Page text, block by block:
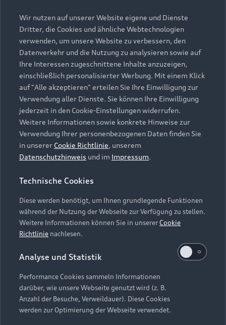
Alle Modelle
Modelle vergleichen
Elektromodelle
Plug-in-Hybride
Kaufen & leasen
Neuwagensuche
Gebrauchtwagensuche
Gebrauchtwagen
Finanzierung
Aktionen & Angebote
Geschäftskunden
Service & Zubehör
Saisonale Angebote
Audi Services
Garantie
Audi digital services
myAudi
Support
Kundenservice
Händlersuche
Audi Code
Online-Terminvereinbarung
Servicekontakt
Vertrag widerrufen
Über Audi
Unternehmen
Karriere
Investor Relations
Presse & Media Center
Datenschutz
Audi erleben
Newsletter
Impressum Rechtliches
Hinweisgebersystem
Datenschutzinformation
Cookie-Einstellungen
Cookie-Richtlinie
Barrierefreiheit
Hinweis: Die aktuelle Darstellung und Anordnung der
Embleme am Fahrzeug bei allen Abbildungen auf dieser
Webseite kann abweichen.
Wir nutzen auf unserer Website eigene und Dienste
Dritter, die Cookies und ähnliche Webtechnologien
verwenden, um unsere Website zu verbessern, den
Datenverkehr und die Nutzung zu analysieren sowie auf
Ihre Interessen zugeschnittene Inhalte anzuzeigen,
einschließlich personalisierter Werbung. Mit einem Klick
auf "Alle akzeptieren" erteilen Sie Ihre Einwilligung zur
Verwendung aller Dienste. Sie können Ihre Einwilligung
jederzeit in den Cookie-Einstellungen widerrufen.
Weitere Informationen sowie konkrete Hinweise zur
Verwendung Ihrer personenbezogenen Daten finden Sie
in unserer Cookie Richtlinie, unserem
Datenschutzhinweis und im Impressum.
Technische Cookies
Diese werden benötigt, um Ihnen grundlegende Funktionen
während der Nutzung der Webseite zur Verfügung zu stellen.
Weitere Informationen können Sie in unsererCookie
Richtlinie nachlesen.
Analyse und Statistik
Performance Cookies sammeln Informationen
darüber, wie unsere Webseite genutzt wird (z. B.
Anzahl der Besuche, Verweildauer). Diese Cookies
werden zur Optimierung der Webseite verwendet.